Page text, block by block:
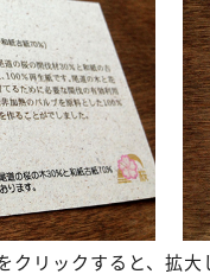
リックすると、拡大